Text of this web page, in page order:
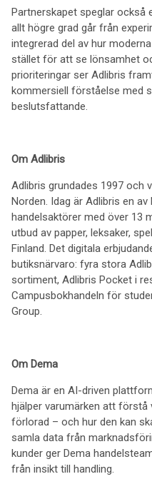
Partnerskapet speglar också
allt högre grad går från
integrerad del av hur
stället för att se lönsamhet
prioriteringar ser Adlibris
kommersiell förståelse med
beslutsfattande.
Om Adlibris
Adlibris grundades 1997 och
Norden. Idag är Adlibris en
handelsaktörer med över 13
utbud av papper, leksaker,
Finland. Det digitala
butiksnärvaro: fyra stora
sortiment, Adlibris Pocket i
Campusbokhandeln för
Group.
Om Dema
Dema är en AI-driven
hjälper varumärken att förstå
förlorad – och hur den kan
samla data från
kunder ger Dema
från insikt till handling.